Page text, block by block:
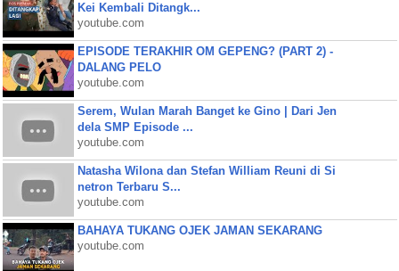
Kei Kembali Ditangk...
youtube.com
EPISODE TERAKHIR OM GEPENG? (PART 2) -
DALANG PELO
youtube.com
Serem, Wulan Marah Banget ke Gino | Dari Jen
dela SMP Episode ...
youtube.com
Natasha Wilona dan Stefan William Reuni di Si
netron Terbaru S...
youtube.com
BAHAYA TUKANG OJEK JAMAN SEKARANG
youtube.com